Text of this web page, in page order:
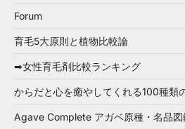
Forum
育毛5大原則と植物比較論
➡女性育毛剤比較ランキング
からだと心を癒やしてくれる100種類
Agave Complete アガベ原種・名品図